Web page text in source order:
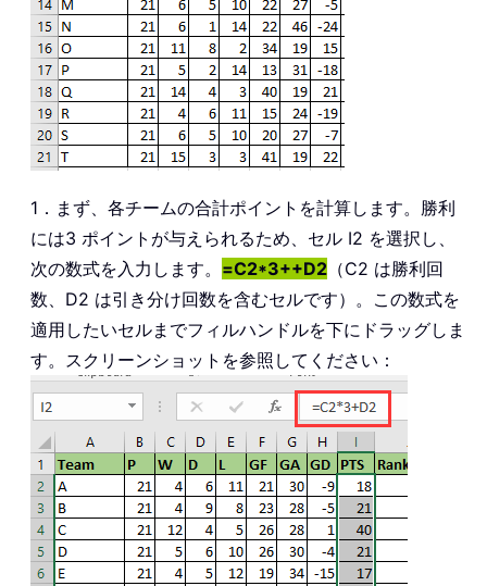
1．まず、各チームの合計ポイントを計算します。勝利
には3 ポイントが与えられるため、セル I2 を選択し、
次の数式を入力します。 =C2*3++D2 （C2 は勝利回
数、D2 は引き分け回数を含むセルです）。この数式を
適用したいセルまでフィルハンドルを下にドラッグしま
す。スクリーンショットを参照してください：